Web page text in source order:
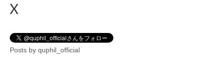
X
Posts by quphil_official